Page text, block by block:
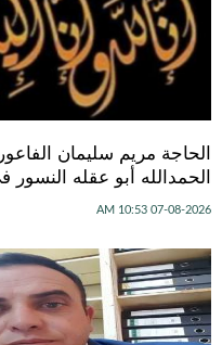
الحاجة مريم سليمان
الحمدالله أبو عقله النسور
07-08-2026 10:53 AM